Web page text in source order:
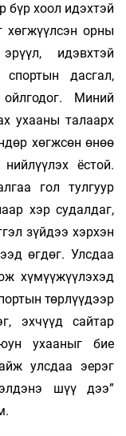
бүр хоол идэхтэй
орны
идэвхтэй
дасгал,
Миний
ухааны талаарх
хөгжсөн өнөө
ёстой.
гол тулгуур
хэр судалдаг,
зүйдээ хэрхэн
өгдөг. Улсдаа
хүмүүжүүлэхэд
төрлүүдээр
эхчүүд сайтар
ухааныг бие
улсдаа эерэг
шүү дээ”